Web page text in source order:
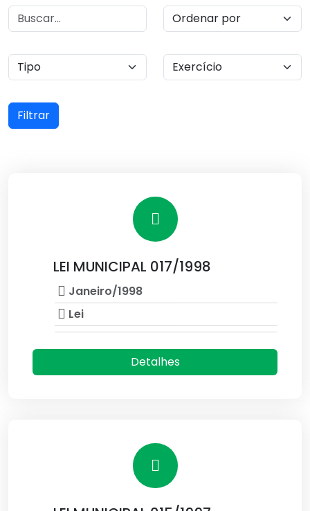
Filtrar
LEI MUNICIPAL 017/1998
Janeiro/1998
Lei
Detalhes